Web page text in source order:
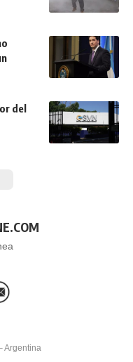
del
Argentina